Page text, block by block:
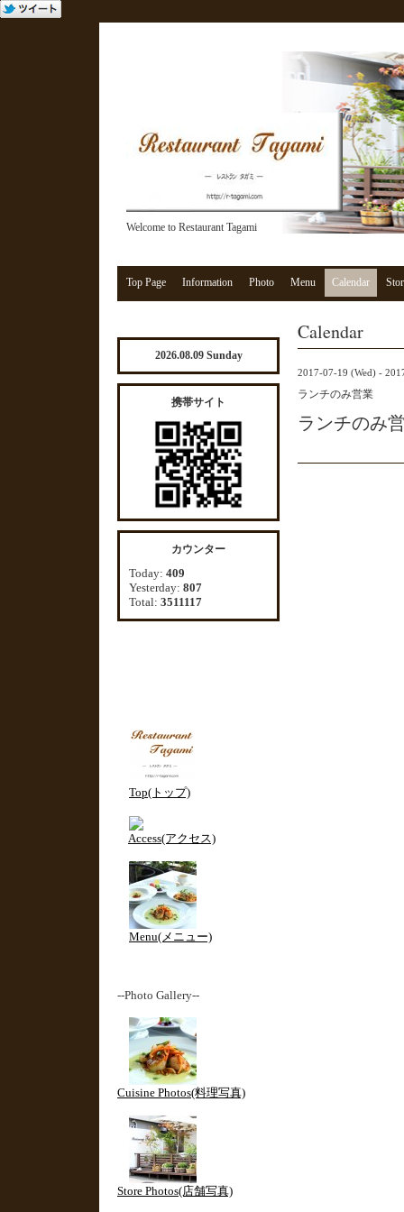
Welcome to Restaurant Tagami
Top Page Information Photo Menu Calendar
Calendar
2017-07-19 (Wed) -
ランチのみ営業
ランチのみ
2026.08.09 Sunday
携帯サイト
カウンター
Today: 409
Yesterday: 807
Total: 3511117
Top(トップ)
Access(アクセス)
Menu(メニュー)
--Photo Gallery--
Cuisine Photos(料理写真)
Store Photos(店舗写真)